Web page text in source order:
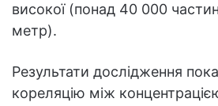
високої (понад 40 000
метр).
Результати дослідження
кореляцію між